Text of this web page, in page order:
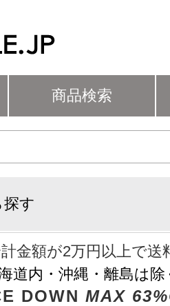
商品検索
す
金額が2万円以上で送
海道内・沖縄・離島は
DOWN MAX